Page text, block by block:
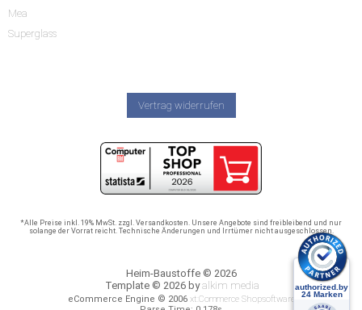
Mea
Superglass
Vertrag widerrufen
*Alle Preise inkl. 19% MwSt. zzgl. Versandkosten. Unsere Angebote sind freibleibend und nur
solange der Vorrat reicht. Technische Änderungen und Irrtümer nicht ausgeschlossen.
Heim-Baustoffe © 2026
Template © 2026 byalkim media
eCommerce Engine © 2006 xt:Commerce Shopsoftware